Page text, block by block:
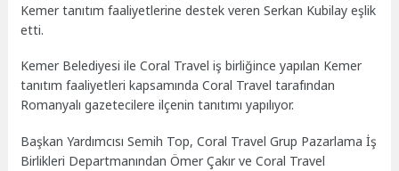
Kemer tanıtım faaliyetlerine destek veren Serkan Kubilay eşlik
etti.
Kemer Belediyesi ile Coral Travel iş birliğince yapılan Kemer
tanıtım faaliyetleri kapsamında Coral Travel tarafından
Romanyalı gazetecilere ilçenin tanıtımı yapılıyor.
Başkan Yardımcısı Semih Top, Coral Travel Grup Pazarlama İş
Birlikleri Departmanından Ömer Çakır ve Coral Travel